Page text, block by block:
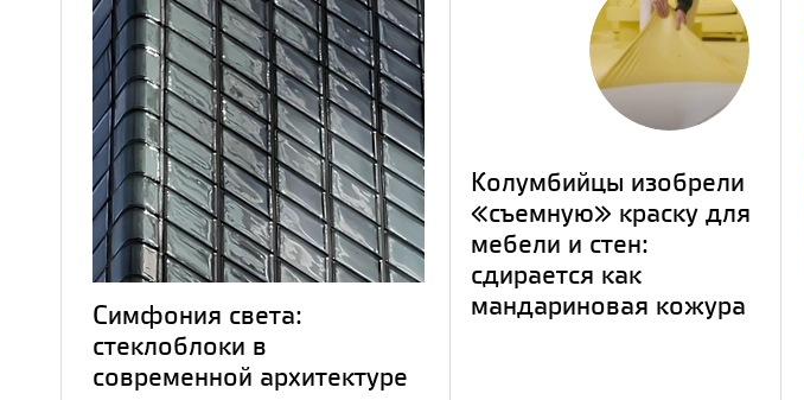
Симфония света:
стеклоблоки в
современной архитектуре
Колумбийцы изобрели
«съемную» краску для
мебели и стен:
сдирается как
мандариновая кожура